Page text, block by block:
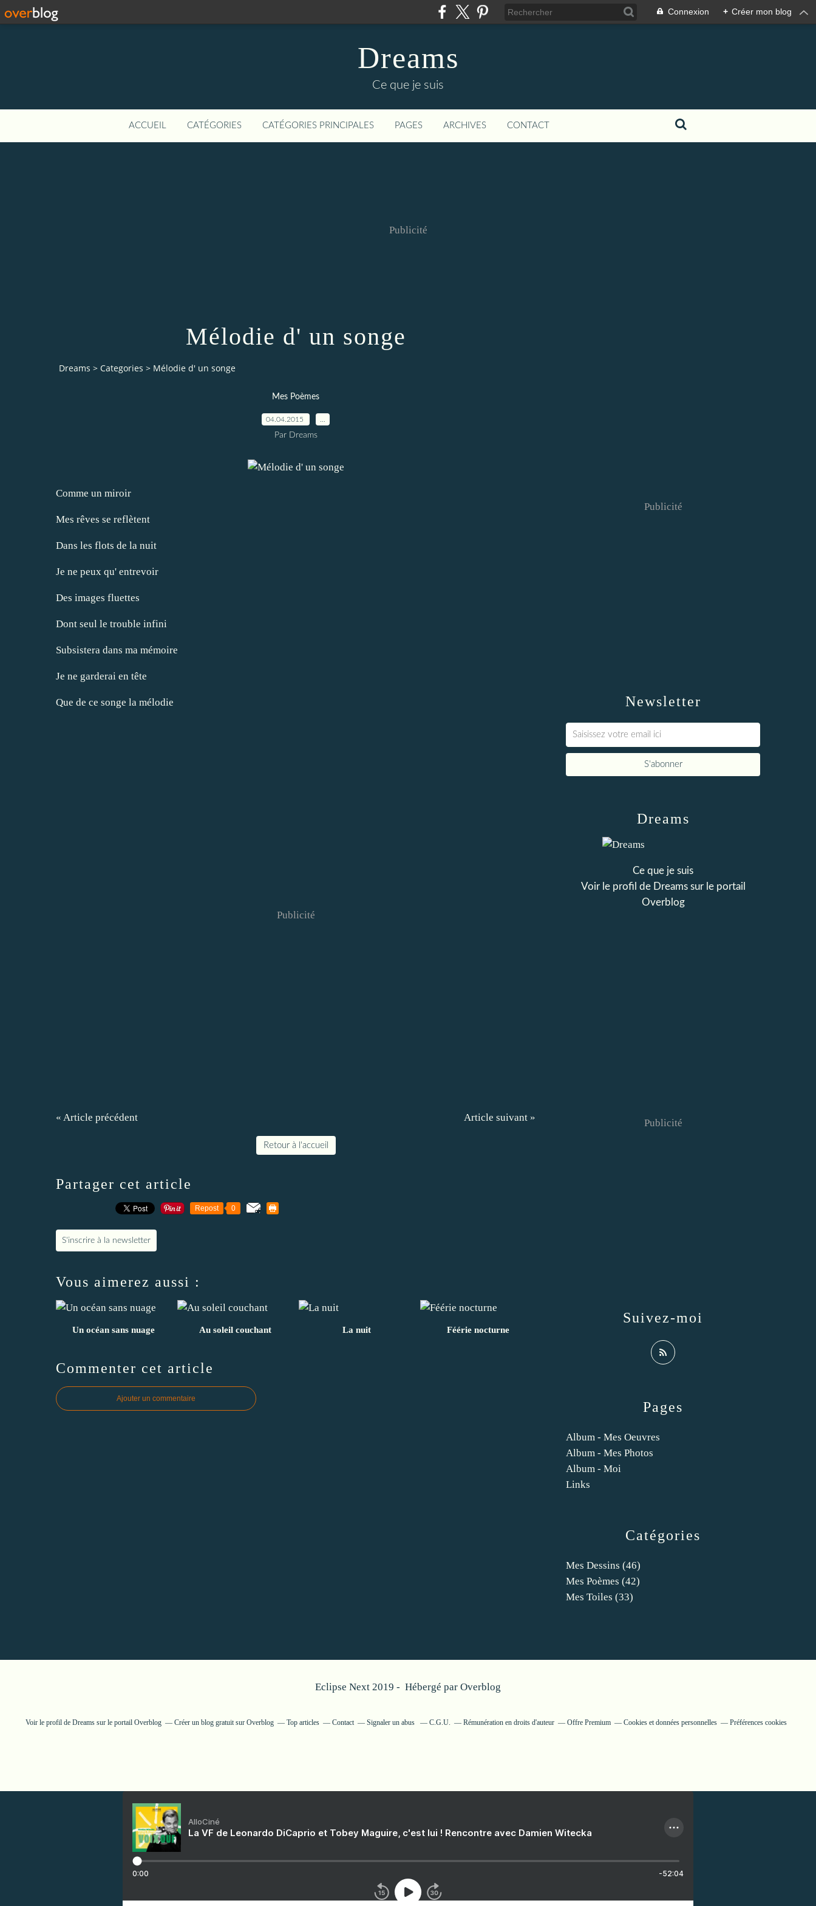
Connexion + Créer mon blog
Dreams
Ce que je suis
ACCUEIL CATÉGORIES CATÉGORIES PRINCIPALES PAGES ARCHIVES CONTACT
Publicité
Mélodie d' un songe
Dreams > Categories > Mélodie d' un songe
Mes Poèmes
04.04.2015
Par Dreams
Comme un miroir
Mes rêves se reflètent
Dans les flots de la nuit
Je ne peux qu' entrevoir
Des images fluettes
Dont seul le trouble infini
Subsistera dans ma mémoire
Je ne garderai en tête
Que de ce songe la mélodie
Publicité
« Article précédent Article suivant »
Retour à l'accueil
Partager cet article
Repost 0
S'inscrire à la newsletter
Vous aimerez aussi :
Un océan sans nuage Au soleil couchant La nuit Féérie nocturne
Commenter cet article
Ajouter un commentaire
Newsletter
Publicité
Catégories
Mes Dessins (46)
Mes Poèmes (42)
Mes Toiles (33)
Pages
Album - Mes Oeuvres
Album - Mes Photos
Album - Moi
Links
Dreams
Ce que je suis
Voir le profil de Dreamssur le portail
Overblog
Suivez-moi
Publicité
Eclipse Next 2019 - Hébergé par Overblog
Voir le profil de Dreams sur le portail Overblog Créer un blog gratuit sur Overblog Top articles Contact Signaler un abus C.G.U. Rémunération en droits d'auteur Offre Premium Cookies et données personnelles Préférences cookies
AlloCiné
La VF de Leonardo DiCaprio et Tobey Maguire, c'est lui ! Rencontre avec Damien Witecka
0:00 -52:04